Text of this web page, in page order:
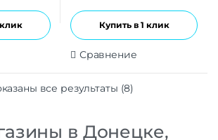
Купить в 1 клик
Сравнение
все результаты (8)
в Донецке,